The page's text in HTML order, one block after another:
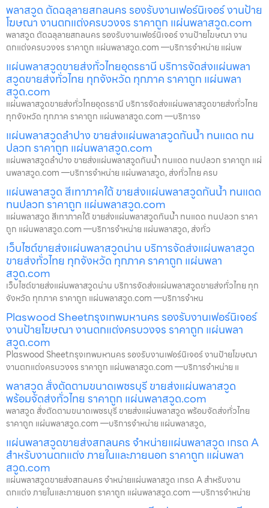
พลาสวูด ตัดฉลุลายสกลนคร รองรับงานเฟอร์นิเจอร์ งานป้าย
โฆษณา งานตกแต่งครบวงจร ราคาถูก แผ่นพลาสวูด.com
พลาสวูด ตัดฉลุลายสกลนคร รองรับงานเฟอร์นิเจอร์ งานป้ายโฆษณา งาน
ตกแต่งครบวงจร ราคาถูก แผ่นพลาสวูด.com —บริการจำหน่าย แผ่นพ
แผ่นพลาสวูดขายส่งทั่วไทยอุดรธานี บริการจัดส่งแผ่นพลา
สวูดขายส่งทั่วไทย ทุกจังหวัด ทุกภาค ราคาถูก แผ่นพลา
สวูด.com
แผ่นพลาสวูดขายส่งทั่วไทยอุดรธานี บริการจัดส่งแผ่นพลาสวูดขายส่งทั่วไทย
ทุกจังหวัด ทุกภาค ราคาถูก แผ่นพลาสวูด.com —บริการจ
แผ่นพลาสวูดลำปาง ขายส่งแผ่นพลาสวูดกันน้ำ ทนแดด ทน
ปลวก ราคาถูก แผ่นพลาสวูด.com
แผ่นพลาสวูดลำปาง ขายส่งแผ่นพลาสวูดกันน้ำ ทนแดด ทนปลวก ราคาถูก แผ่
นพลาสวูด.com —บริการจำหน่าย แผ่นพลาสวูด, ส่งทั่วไทย ครบ
แผ่นพลาสวูด สีเทาภาคใต้ ขายส่งแผ่นพลาสวูดกันน้ำ ทนแดด
ทนปลวก ราคาถูก แผ่นพลาสวูด.com
แผ่นพลาสวูด สีเทาภาคใต้ ขายส่งแผ่นพลาสวูดกันน้ำ ทนแดด ทนปลวก ราคา
ถูก แผ่นพลาสวูด.com —บริการจำหน่าย แผ่นพลาสวูด, ส่งทั่ว
เว็บไซต์ขายส่งแผ่นพลาสวูดน่าน บริการจัดส่งแผ่นพลาสวูด
ขายส่งทั่วไทย ทุกจังหวัด ทุกภาค ราคาถูก แผ่นพลา
สวูด.com
เว็บไซต์ขายส่งแผ่นพลาสวูดน่าน บริการจัดส่งแผ่นพลาสวูดขายส่งทั่วไทย ทุก
จังหวัด ทุกภาค ราคาถูก แผ่นพลาสวูด.com —บริการจำหน
Plaswood Sheetกรุงเทพมหานคร รองรับงานเฟอร์นิเจอร์
งานป้ายโฆษณา งานตกแต่งครบวงจร ราคาถูก แผ่นพลา
สวูด.com
Plaswood Sheetกรุงเทพมหานคร รองรับงานเฟอร์นิเจอร์ งานป้ายโฆษณา
งานตกแต่งครบวงจร ราคาถูก แผ่นพลาสวูด.com —บริการจำหน่าย แ
พลาสวูด สั่งตัดตามขนาดเพชรบุรี ขายส่งแผ่นพลาสวูด
พร้อมจัดส่งทั่วไทย ราคาถูก แผ่นพลาสวูด.com
พลาสวูด สั่งตัดตามขนาดเพชรบุรี ขายส่งแผ่นพลาสวูด พร้อมจัดส่งทั่วไทย
ราคาถูก แผ่นพลาสวูด.com —บริการจำหน่าย แผ่นพลาสวูด,
แผ่นพลาสวูดขายส่งสกลนคร จำหน่ายแผ่นพลาสวูด เกรด A
สำหรับงานตกแต่ง ภายในและภายนอก ราคาถูก แผ่นพลา
สวูด.com
แผ่นพลาสวูดขายส่งสกลนคร จำหน่ายแผ่นพลาสวูด เกรด A สำหรับงาน
ตกแต่ง ภายในและภายนอก ราคาถูก แผ่นพลาสวูด.com —บริการจำหน่าย